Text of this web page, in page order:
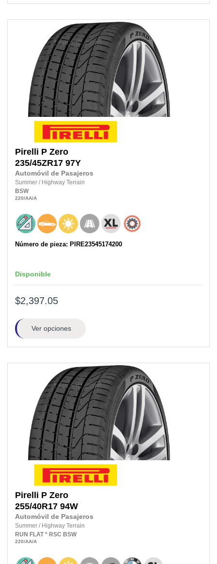
Pirelli P Zero
235/45ZR17 97Y
Automóvil de Pasajeros
Summer / Highway Terrain
BSW
220/AA/A
Número de pieza: PIRE23545174200
Disponible
$2,397.05
Ver opciones
Pirelli P Zero
255/40R17 94W
Automóvil de Pasajeros
Summer / Highway Terrain
RUN FLAT * RSC BSW
220/AA/A